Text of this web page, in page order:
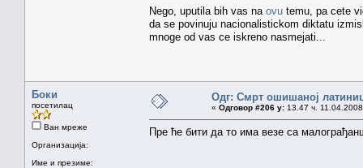
Nego, uputila bih vas na ovu temu, pa cete
da se povinuju nacionalistickom diktatu
mnoge od vas ce iskreno nasmejati...
Боки
посетилац
Ван мреже
Организација:
Име и презиме:
Одг: Смрт ошишаној
« Одговор #206 у: 13.47 ч.
Пре ће бити да то има везе са